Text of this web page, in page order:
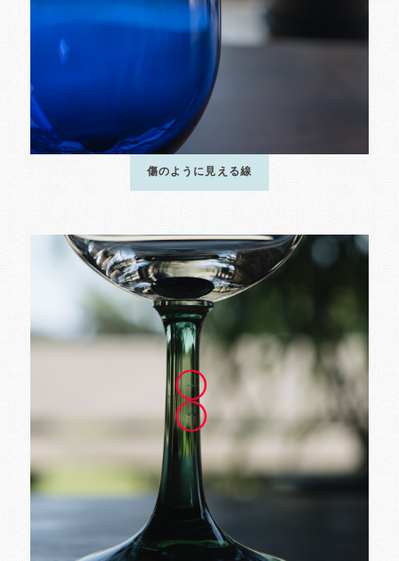
傷のように見える線